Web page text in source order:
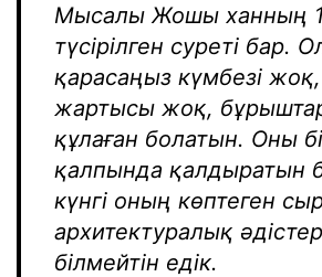
Мысалы Жошы ханның
түсірілген суреті бар.
қарасаңыз күмбезі
жартысы жоқ,
құлаған болатын. Оны
қалпында қалдыратын
күнгі оның көптеген
архитектуралық
білмейтін едік.